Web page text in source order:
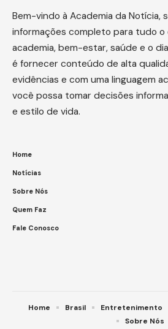
Bem-vindo à Academia da Notícia,
informações completo para tudo o
academia, bem-estar, saúde e o
é fornecer conteúdo de alta
evidências e com uma linguagem
você possa tomar decisões
e estilo de vida.
Home
Notícias
Sobre Nós
Quem Faz
Fale Conosco
Home Brasil Entretenimento
Sobre Nós